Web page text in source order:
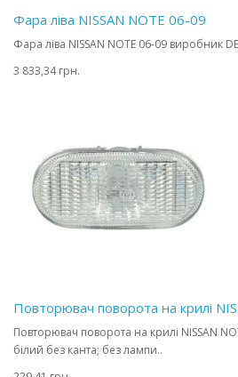
Фара ліва NISSAN NOTE 06-09
Фара ліва NISSAN NOTE 06-09 виробник
3 833,34 грн.
Повторювач поворота на крилі
Повторювач поворота на крилі NISSAN
білий без канта; без лампи..